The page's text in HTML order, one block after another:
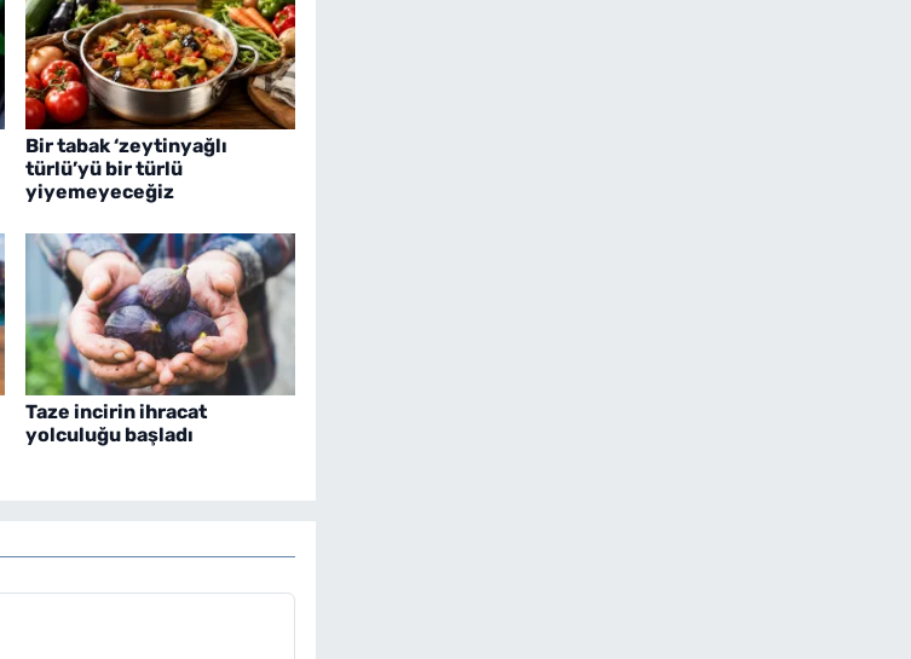
Bir tabak ‘zeytinyağlı
türlü’yü bir türlü
yiyemeyeceğiz
Taze incirin ihracat
yolculuğu başladı